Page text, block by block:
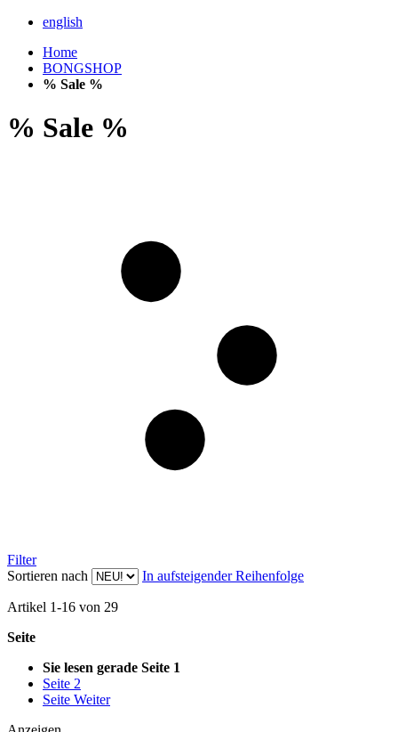
english
Home
BONGSHOP
% Sale %
% Sale %
Filter
Sortieren nach
In aufsteigender Reihenfolge
Artikel 1-16 von 29
Seite
Sie lesen gerade Seite 1
Seite 2
Seite Weiter